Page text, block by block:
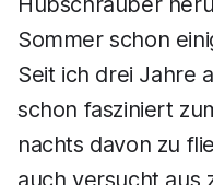
Sommer schon
Seit ich drei Jahre
schon fasziniert
nachts davon zu
auch versucht aus